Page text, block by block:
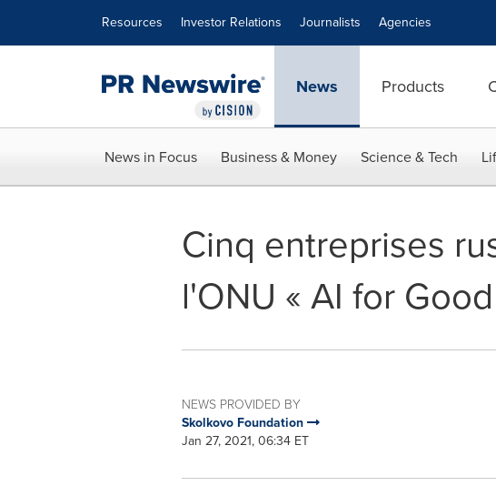
Resources Investor Relations Journalists Agencies
News Products
News in Focus Business & Money Science & Tech
Cinq entreprises
l'ONU « AI for
NEWS PROVIDED BY
Skolkovo Foundation
Jan 27, 2021, 06:34 ET